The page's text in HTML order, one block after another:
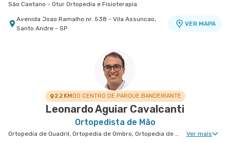
São Caetano - Otur Ortopedia e Fisioterapia
Avenida Joao Ramalho nr. 538 - Vila Assuncao,
Santo Andre - SP
VER MAPA
Rua Americo Brasiliense nr. 596 - Centro, Sao
Rua Martim Afonso nr. 114 - Vila Bocaina, Maua -
2.2 KMDO CENTRO DE PARQUE BANDEIRANTE
Leonardo Aguiar Cavalcanti
Ortopedista de Mão
Ortopedia de Quadril, Ortopedia de Ombro, Ortopedia de Joelho, Ortopedia de Coluna, Ortopedia Geral, Ortopedia de Punho, Ortopedia de Cotovelo, Cirurgia de Cotovelo, Cirurgia de Ombro Ver mais